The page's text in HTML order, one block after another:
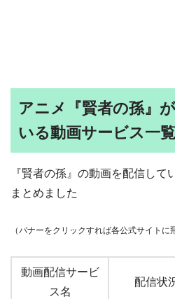
アニメ『賢者の孫』
いる動画サービス一覧
『賢者の孫』の動画を配信して
まとめました
（バナーをクリックすれば各公式サイトに
動画配信サービ
ス名
配信状